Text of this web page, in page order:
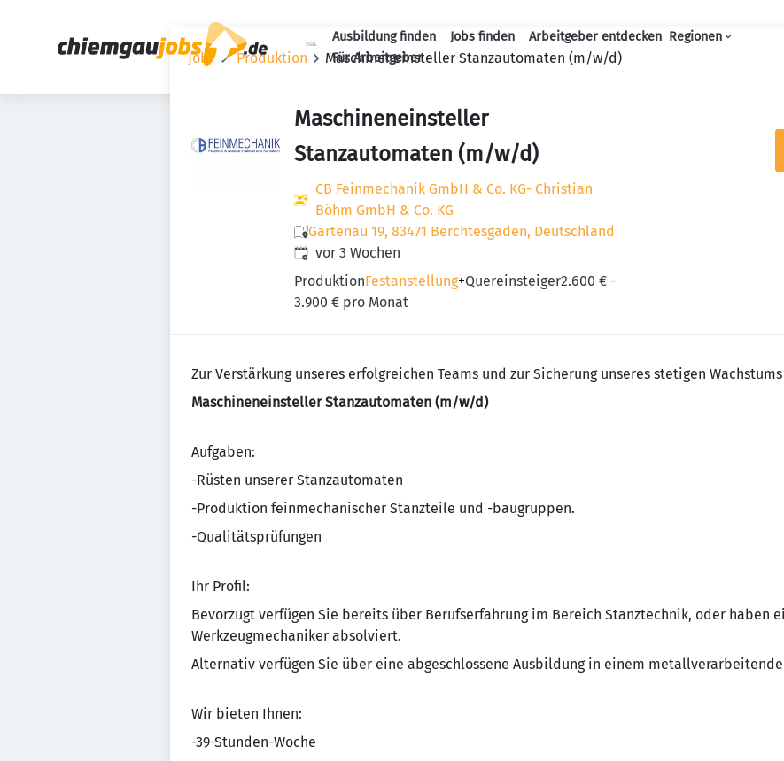
Haupt-Navigation
Ausbildung finden Jobs finden Arbeitgeber entdecken Regionen
Für Arbeitgeber
Jobs Produktion Maschineneinsteller Stanzautomaten (m/w/d)
Maschineneinsteller
Stanzautomaten (m/w/d)
CB Feinmechanik GmbH & Co. KG- Christian
Böhm GmbH & Co. KG
Gartenau 19, 83471 Berchtesgaden, Deutschland
Veröffentlicht:
vor 3 Wochen
ProduktionFestanstellung+Quereinsteiger2.600 € -
3.900 € pro Monat
Zur Verstärkung unseres erfolgreichen Teams und zur Sicherung unseres stetigen
Maschineneinsteller Stanzautomaten (m/w/d)
Aufgaben:
-Rüsten unserer Stanzautomaten
-Produktion feinmechanischer Stanzteile und -baugruppen.
-Qualitätsprüfungen
Ihr Profil:
Bevorzugt verfügen Sie bereits über Berufserfahrung im Bereich Stanztechnik, oder haben
Werkzeugmechaniker absolviert.
Alternativ verfügen Sie über eine abgeschlossene Ausbildung in einem
Wir bieten Ihnen:
-39-Stunden-Woche